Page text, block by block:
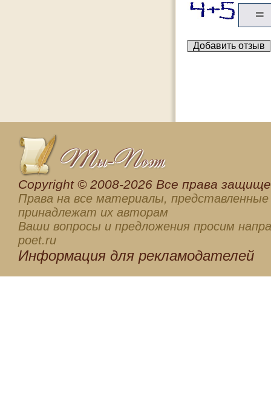
Сopyright © 2008-2026 Все права
Права на все материалы, представленные
принадлежат их авторам
Ваши вопросы и предложения просим
poet.ru
Информация для рекламодателей